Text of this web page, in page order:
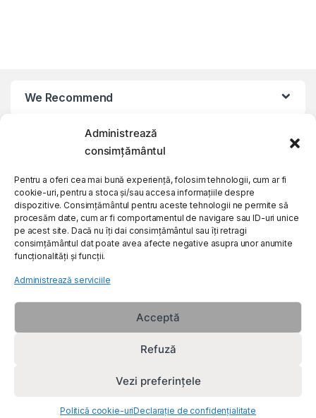
Administrează
consimțământul
Pentru a oferi cea mai bună experiență, folosim tehnologii, cum ar fi
cookie-uri, pentru a stoca și/sau accesa informațiile despre
dispozitive. Consimțământul pentru aceste tehnologii ne permite să
procesăm date, cum ar fi comportamentul de navigare sau ID-uri unice
pe acest site. Dacă nu îți dai consimțământul sau îți retragi
consimțământul dat poate avea afecte negative asupra unor anumite
funcționalități și funcții.
Administrează serviciile
Acceptă
Refuză
Vezi preferințele
Politică cookie-uriDeclarație de confidențialitate
We Recommend
My Account
Customer Care
About Us